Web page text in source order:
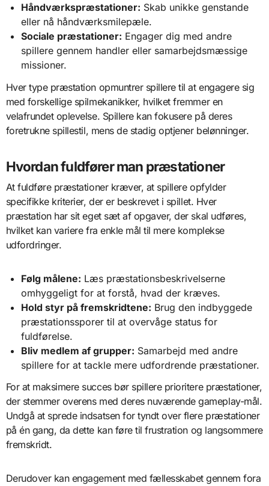
Håndværkspræstationer: Skab unikke genstande
eller nå håndværksmilepæle.
Sociale præstationer: Engager dig med andre
spillere gennem handler eller samarbejdsmæssige
missioner.
Hver type præstation opmuntrer spillere til at engagere sig
med forskellige spilmekanikker, hvilket fremmer en
velafrundet oplevelse. Spillere kan fokusere på deres
foretrukne spillestil, mens de stadig optjener belønninger.
Hvordan fuldfører man præstationer
At fuldføre præstationer kræver, at spillere opfylder
specifikke kriterier, der er beskrevet i spillet. Hver
præstation har sit eget sæt af opgaver, der skal udføres,
hvilket kan variere fra enkle mål til mere komplekse
udfordringer.
Følg målene: Læs præstationsbeskrivelserne
omhyggeligt for at forstå, hvad der kræves.
Hold styr på fremskridtene: Brug den indbyggede
præstationssporer til at overvåge status for
fuldførelse.
Bliv medlem af grupper: Samarbejd med andre
spillere for at tackle mere udfordrende præstationer.
For at maksimere succes bør spillere prioritere præstationer,
der stemmer overens med deres nuværende gameplay-mål.
Undgå at sprede indsatsen for tyndt over flere præstationer
på én gang, da dette kan føre til frustration og langsommere
fremskridt.
Derudover kan engagement med fællesskabet gennem fora